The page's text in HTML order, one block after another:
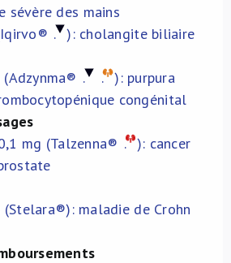
sévère des mains
. ): cholangite biliaire
. . ): purpura
congénital
mg (Talzenna® . ): cancer
(Stelara®): maladie de Crohn